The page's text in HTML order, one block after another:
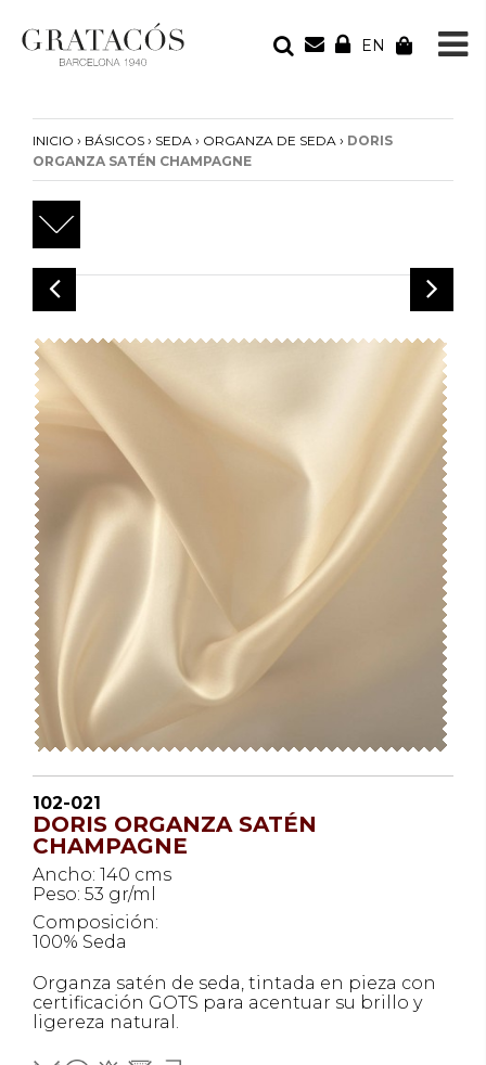
EN
Tu bolsa está vacía
INICIO › BÁSICOS › SEDA › ORGANZA DE SEDA › DORIS
ORGANZA SATÉN CHAMPAGNE
102-021
DORIS ORGANZA SATÉN
CHAMPAGNE
Ancho: 140 cms
Peso: 53 gr/ml
Composición:
100% Seda
Organza satén de seda, tintada en pieza con
certificación GOTS para acentuar su brillo y
ligereza natural.